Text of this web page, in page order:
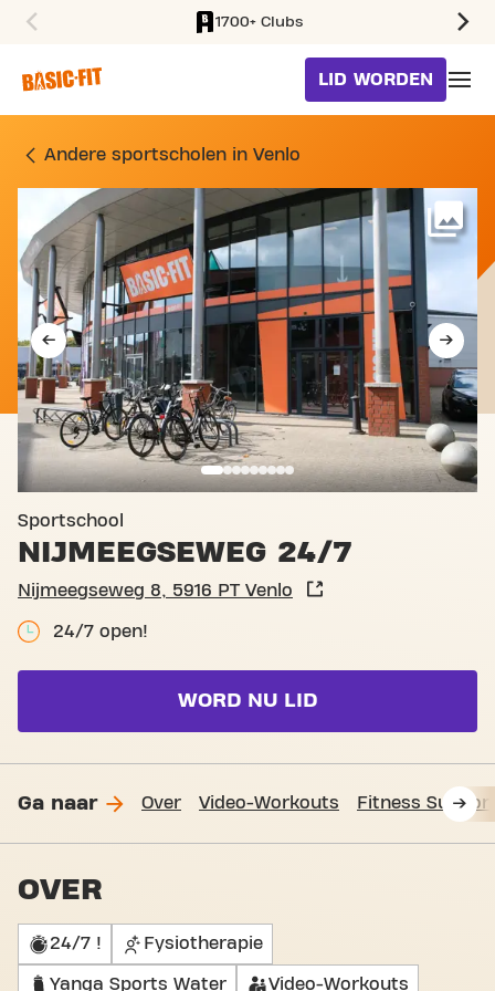
1700+ Clubs
LID WORDEN
SPORTSCHOOL
Andere sportscholen in Venlo
Sportschool
NIJMEEGSEWEG 24/7
Nijmeegseweg 8, 5916 PT Venlo
24/7 open!
WORD NU LID
Ga naar Over Video-Workouts Fitness
OVER
24/7 ! Fysiotherapie
Yanga Sports Water Video-Workouts